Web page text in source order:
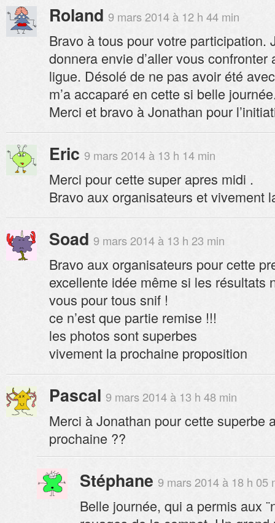
Roland 9 mars 2014 à 12 h 44 min
Bravo à tous pour votre participation.
donnera envie d’aller vous
ligue. Désolé de ne pas avoir été
m’a accaparé en cette si belle
Merci et bravo à Jonathan pour
Eric 9 mars 2014 à 13 h 14 min
Merci pour cette super apres midi .
Bravo aux organisateurs et vivement
Soad 9 mars 2014 à 13 h 23 min
Bravo aux organisateurs pour cette
excellente idée même si les résultats
vous pour tous snif !
ce n’est que partie remise !!!
les photos sont superbes
vivement la prochaine proposition
Pascal 9 mars 2014 à 13 h 48 min
Merci à Jonathan pour cette superbe
prochaine ??
Stéphane 9 mars 2014 à 18 h 05
Belle journée, qui a permis aux